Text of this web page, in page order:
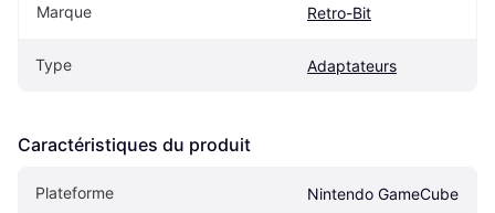
Marque Retro-Bit
Type Adaptateurs
Caractéristiques du produit
Plateforme Nintendo GameCube